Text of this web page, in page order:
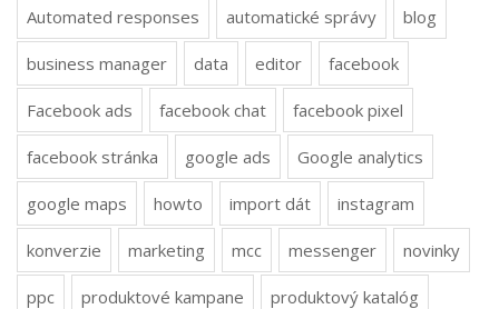
Automated responses automatické správy blog
business manager data editor facebook
Facebook ads facebook chat facebook pixel
facebook stránka google ads Google analytics
google maps howto import dát instagram
konverzie marketing mcc messenger novinky
ppc produktové kampane produktový katalóg